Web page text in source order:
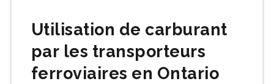
Utilisation de carburant
par les transporteurs
ferroviaires en Ontario